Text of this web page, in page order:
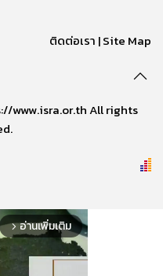
ติดต่อเรา |Site Map
www.isra.or.th All rights
arrow_forward_ios อ่านเพิ่มเติม